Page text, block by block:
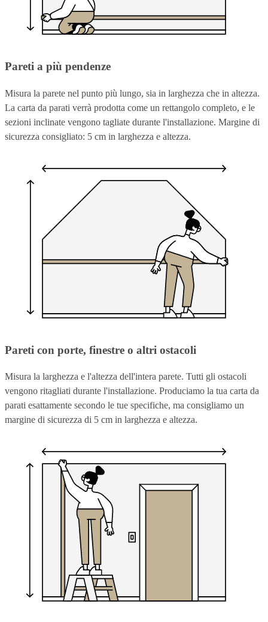
Pareti a più pendenze
Misura la parete nel punto più lungo, sia in larghezza che in altezza.
La carta da parati verrà prodotta come un rettangolo completo, e le
sezioni inclinate vengono tagliate durante l'installazione. Margine di
sicurezza consigliato: 5 cm in larghezza e altezza.
Pareti con porte, finestre o altri ostacoli
Misura la larghezza e l'altezza dell'intera parete. Tutti gli ostacoli
vengono ritagliati durante l'installazione. Produciamo la tua carta da
parati esattamente secondo le tue specifiche, ma consigliamo un
margine di sicurezza di 5 cm in larghezza e altezza.